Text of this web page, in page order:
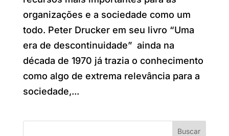
organizações e a sociedade como um
todo. Peter Drucker em seu livro “Uma
era de descontinuidade” ainda na
década de 1970 já trazia o conhecimento
como algo de extrema relevância para a
sociedade,...
Buscar